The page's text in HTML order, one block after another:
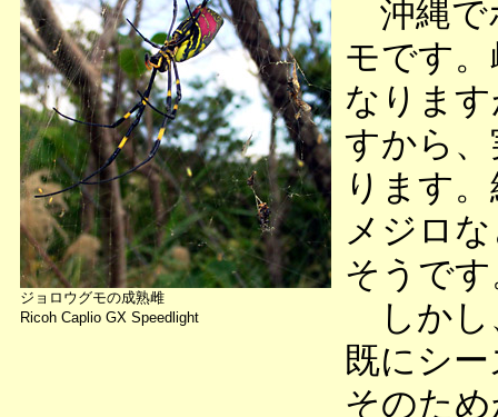
ジョロウグモの成熟雌
Ricoh Caplio GX Speedlight
沖縄で
モです
なりま
すから
ります
メジロ
そうで
しかし
既にシ
そのた